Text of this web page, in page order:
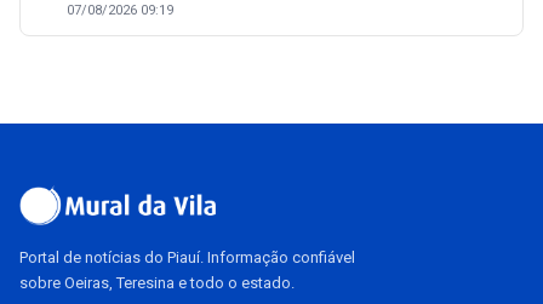
07/08/2026 09:19
Portal de notícias do Piauí. Informação confiável
sobre Oeiras, Teresina e todo o estado.